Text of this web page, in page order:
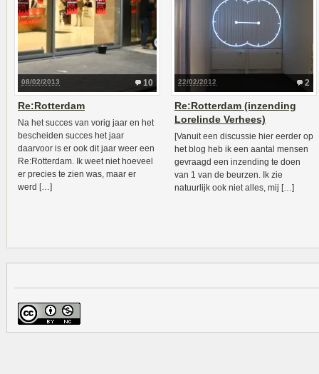
10
08/02/2013
Re:Rotterdam
Na het succes van vorig jaar en het
bescheiden succes het jaar
daarvoor is er ook dit jaar weer een
Re:Rotterdam. Ik weet niet hoeveel
er precies te zien was, maar er
werd […]
2
22/02/2012
Re:Rotterdam (inzending
Lorelinde Verhees)
[Vanuit een discussie hier eerder op
het blog heb ik een aantal mensen
gevraagd een inzending te doen
van 1 van de beurzen. Ik zie
natuurlijk ook niet alles, mij […]